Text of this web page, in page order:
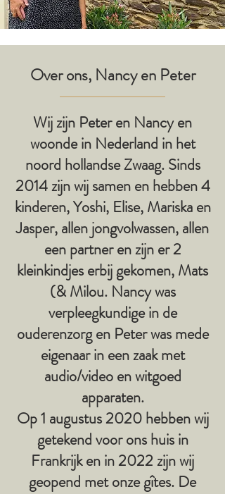
Over ons, Nancy en Peter
Wij zijn Peter en Nancy en
woonde in Nederland in het
noord hollandse Zwaag. Sinds
2014 zijn wij samen en hebben 4
kinderen, Yoshi, Elise, Mariska en
Jasper, allen jongvolwassen, allen
een partner en zijn er 2
kleinkindjes erbij gekomen, Mats
(& Milou. Nancy was
verpleegkundige in de
ouderenzorg en Peter was mede
eigenaar in een zaak met
audio/video en witgoed
apparaten.
Op 1 augustus 2020 hebben wij
getekend voor ons huis in
Frankrijk en in 2022 zijn wij
geopend met onze gîtes. De